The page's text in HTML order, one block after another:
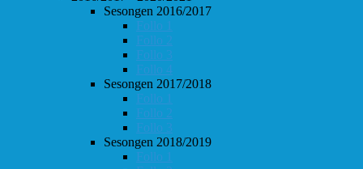
Sesongen 2016/2017
Follo 1
Follo 2
Follo 3
Follo 4
Sesongen 2017/2018
Follo 1
Follo 2
Follo 3
Sesongen 2018/2019
Follo 1